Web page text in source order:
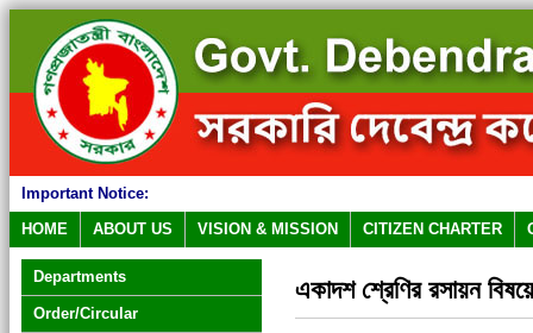
Important Notice:
HOME
ABOUT US VISION & MISSION CITIZEN CHARTER
Departments
Order/Circular
একাদশ শ্রেণির রসায়ন